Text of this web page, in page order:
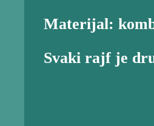
Materijal:
Svaki rajf je